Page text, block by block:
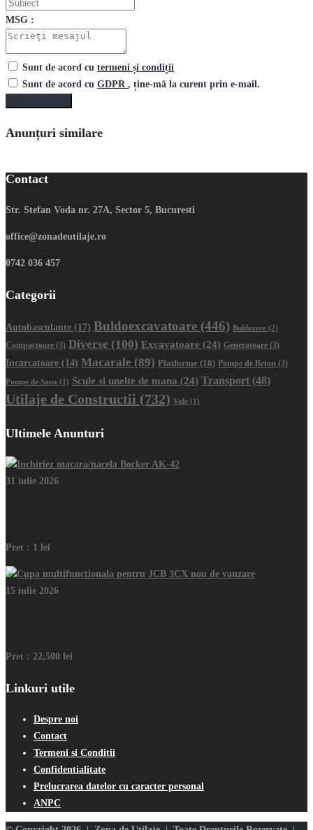
MSG :
Sunt de acord cu termeni și condiții
Sunt de acord cu GDPR , ține-mă la curent prin e-mail.
Anunțuri similare
Contact
Str. Stefan Voda nr. 27A, Sector 5, Bucuresti
office@zonadeutilaje.ro
0742 036 457
Categorii
Autobasculante (17) Buldoexcavatoare (446) Buldozere (2)
Compactoare (3) Diverse (100) Excavatoare (24) Generatoare (3)
Incarcatoare (14) Macarale (89) Platforme (10) Pompe de Beton (3)
Pompe de Sapa (1) Scule si unelte de mana (24) Transport (48)
Utilaje de Constructii (732) Vole (1)
Ultimele Anunturi
31 iulie 2026
Pret : 1 lei
15 iulie 2026
Pret : 22,500 lei
Linkuri utile
Despre noi
Contact
Termeni si Conditii
Confidentialitate
Prelucrarea datelor cu caracter personal
ANPC